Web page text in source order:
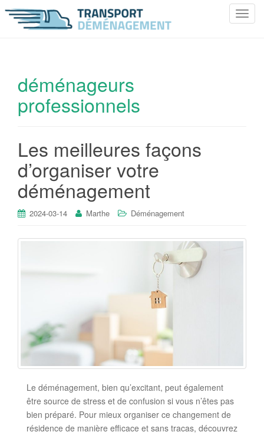
T
déménageurs
professionnels
Les meilleures façons
d’organiser votre
déménagement
2024-03-14 Marthe Déménagement
Le déménagement, bien qu’excitant, peut également
être source de stress et de confusion si vous n’êtes pas
bien préparé. Pour mieux organiser ce changement de
résidence de manière efficace et sans tracas, découvrez